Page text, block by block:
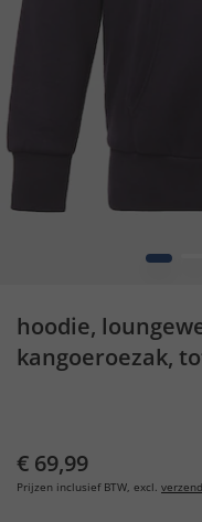
1
hoodie,
kangoeroezak,
€ 69,99
Prijzen inclusief BTW, excl.